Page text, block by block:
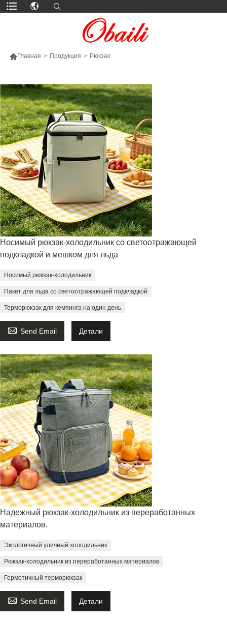
Главная > Продукция > Рюкзак
Носимый рюкзак-холодильник со светоотражающей
подкладкой и мешком для льда
Носимый рюкзак-холодильник
Пакет для льда со светоотражающей подкладкой
Терморюкзак для кемпинга на один день
 Send Email Детали
Надежный рюкзак-холодильник из переработанных
материалов.
Экологичный уличный холодильник
Рюкзак-холодильник из переработанных материалов
Герметичный терморюкзак
 Send Email Детали